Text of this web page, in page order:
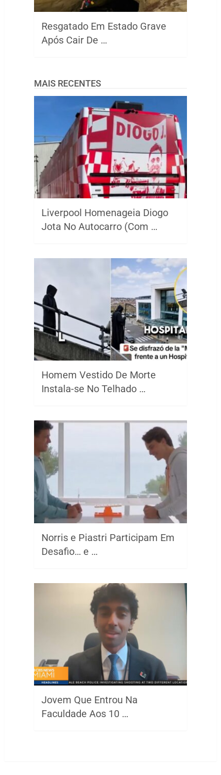
Resgatado Em Estado Grave
Após Cair De …
MAIS RECENTES
Liverpool Homenageia Diogo
Jota No Autocarro (Com …
Homem Vestido De Morte
Instala-se No Telhado …
Norris e Piastri Participam Em
Desafio… e …
Jovem Que Entrou Na
Faculdade Aos 10 …